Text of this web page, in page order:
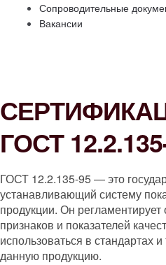
Сопроводительные
Вакансии
ГОСТ
ГОСТ 12.2.135-95 — это
устанавливающий систему
продукции. Он
признаков и показателей
использоваться в стандартах
данную продукцию.